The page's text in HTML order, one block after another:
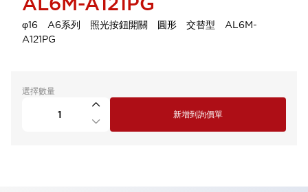
φ16 A6系列 照光按鈕開關 圓形 交替型 AL6M-
A121PG
選擇數量
新增到詢價單